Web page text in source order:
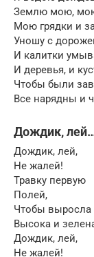
Землю мою,
Мою грядки и
Уношу с
И калитки
И деревья, и
Чтобы были
Все нарядны и
Дождик,
Дождик, лей,
Не жалей!
Травку первую
Полей,
Чтобы выросла
Высока и
Дождик, лей,
Не жалей!